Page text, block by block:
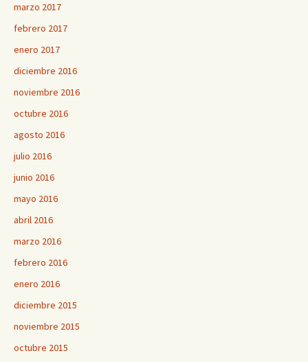
marzo 2017
febrero 2017
enero 2017
diciembre 2016
noviembre 2016
octubre 2016
agosto 2016
julio 2016
junio 2016
mayo 2016
abril 2016
marzo 2016
febrero 2016
enero 2016
diciembre 2015
noviembre 2015
octubre 2015